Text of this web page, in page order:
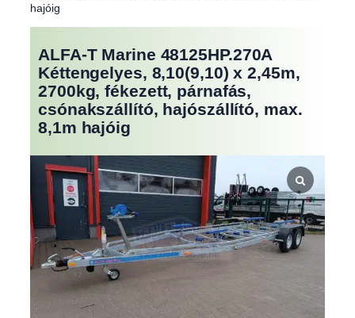
hajóig
ALFA-T Marine 48125HP.270A
Kéttengelyes, 8,10(9,10) x 2,45m,
2700kg, fékezett, párnafás,
csónakszállító, hajószállító, max.
8,1m hajóig